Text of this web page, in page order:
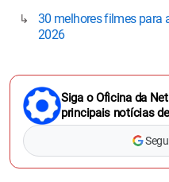
30 melhores filmes para
2026
Siga o Oficina da
principais notícias